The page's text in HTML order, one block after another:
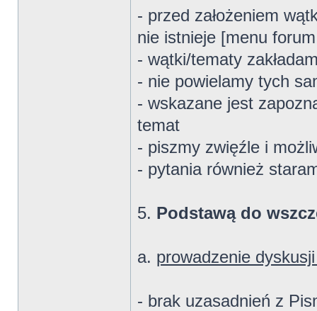
- przed założeniem
nie istnieje [menu
- wątki/tematy
- nie powielamy tych
- wskazane jest
temat
- piszmy zwięźle i
- pytania również
5. Podstawą do
a. prowadzenie
- brak uzasadnień z